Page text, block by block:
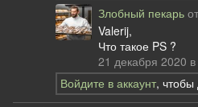
Злобный пекарь
Valerij,
Что такое PS ?
21 декабря 2020
Войдите в аккаунт, чтобы